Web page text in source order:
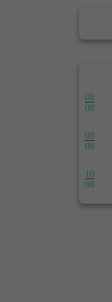
08
08
09
08
10
08